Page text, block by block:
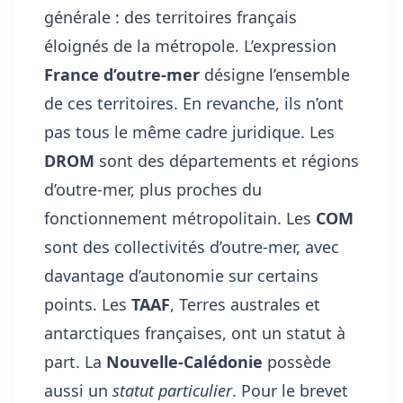
générale : des territoires français
éloignés de la métropole. L’expression
France d’outre-mer désigne l’ensemble
de ces territoires. En revanche, ils n’ont
pas tous le même cadre juridique. Les
DROM sont des départements et régions
d’outre-mer, plus proches du
fonctionnement métropolitain. Les COM
sont des collectivités d’outre-mer, avec
davantage d’autonomie sur certains
points. Les TAAF, Terres australes et
antarctiques françaises, ont un statut à
part. La Nouvelle-Calédonie possède
aussi un statut particulier. Pour le brevet